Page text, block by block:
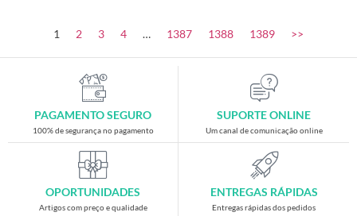
Gaming
Acessórios gaming
Cadeiras gaming
Merchandising
1 2 3 4 … 1387 1388 1389 >>
PAGAMENTO SEGURO
100% de segurança no pagamento
SUPORTE ONLINE
Um canal de comunicação online
OPORTUNIDADES
Artigos com preço e qualidade
ENTREGAS RÁPIDAS
Entregas rápidas dos pedidos